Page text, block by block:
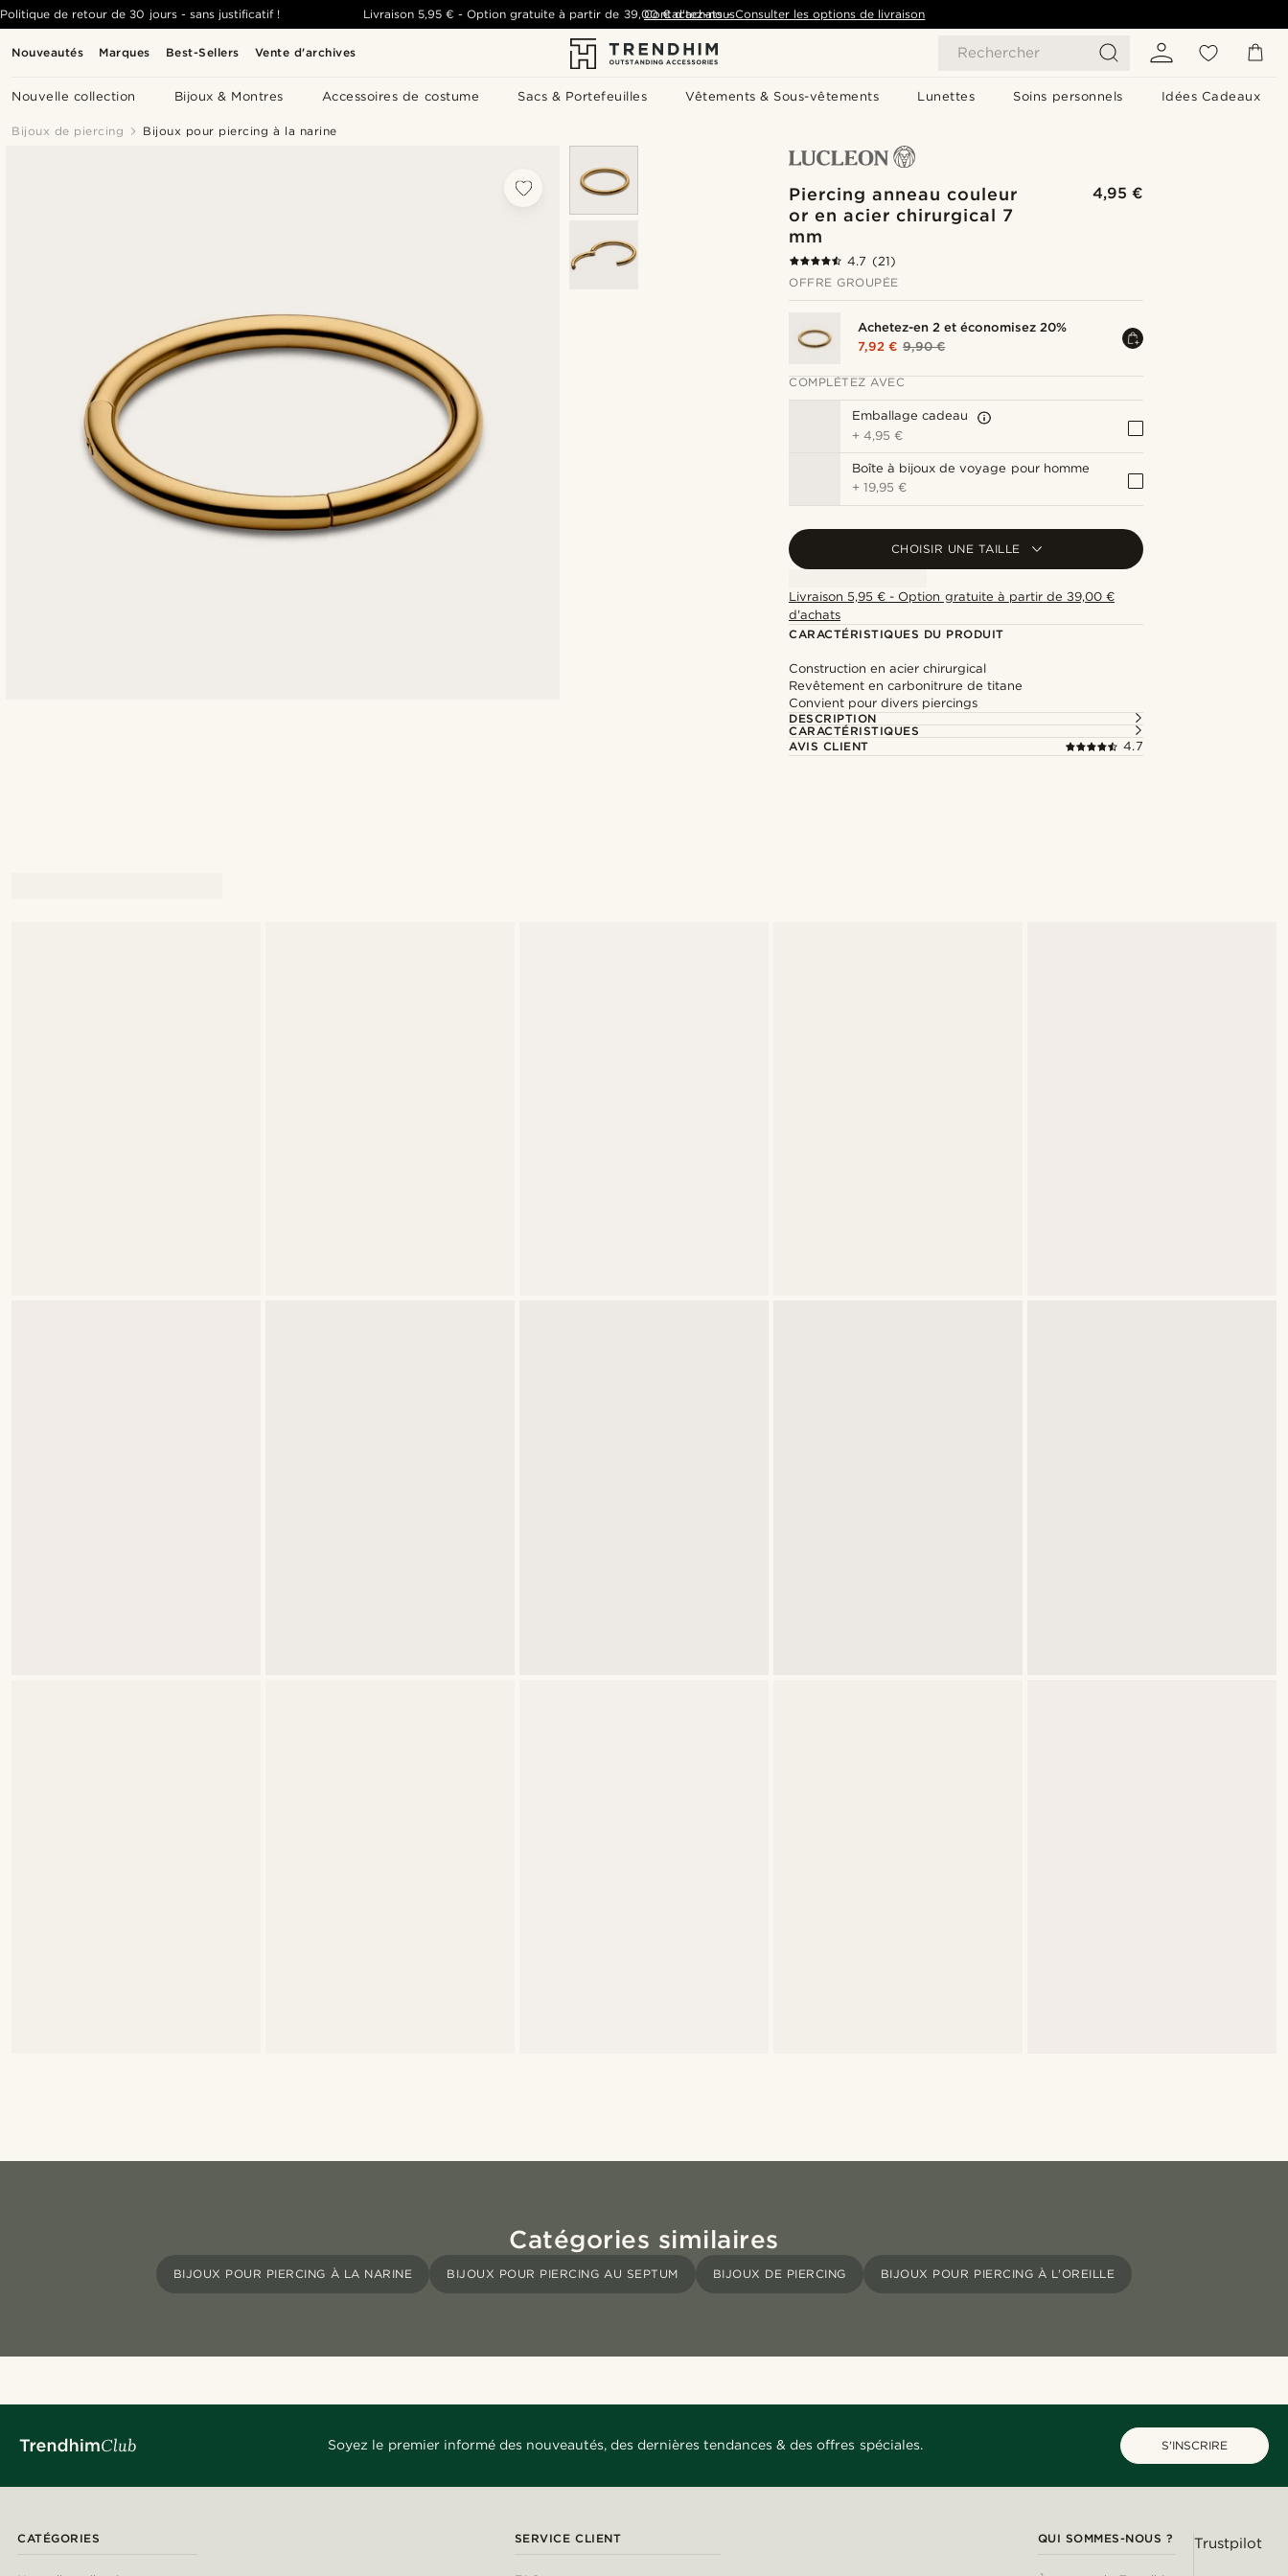
Nouveautés Marques Best-Sellers Vente d'archives Rechercher
Nouvelle collection Bijoux & Montres Accessoires de costume Sacs & Portefeuilles Vêtements & Sous-vêtements Lunettes Soins personnels Idées Cadeaux
Politique de retour de 30 jours - sans justificatif ! Livraison 5,95 € -Option gratuite à partir de 39,00 € d'achats- Consulter les options de livraison
Contactez-nous
Bijoux de piercing Bijoux pour piercing à la narine
Piercing anneau couleur
or en acier chirurgical 7
mm
4,95 €
4.7 (21)
OFFRE GROUPÉE
Achetez-en 2 et économisez 20%
7,92 € 9,90 €
COMPLÉTEZ AVEC
Emballage cadeau
+4,95 €
Boîte à bijoux de voyage pour homme
+19,95 €
CHOISIR UNE TAILLE
Livraison 5,95 € - Option gratuite à partir de 39,00 €
d'achats
CARACTÉRISTIQUES DU PRODUIT
Construction en acier chirurgical
Revêtement en carbonitrure de titane
Convient pour divers piercings
DESCRIPTION
CARACTÉRISTIQUES
AVIS CLIENT
4.7
Catégories similaires
BIJOUX POUR PIERCING À LA NARINE BIJOUX POUR PIERCING AU SEPTUM BIJOUX DE PIERCING BIJOUX POUR PIERCING À L'OREILLE
Soyez le premier informé des nouveautés, des dernières tendances & des offres spéciales. S'INSCRIRE
CATÉGORIES SERVICE CLIENT QUI SOMMES-NOUS ? Trustpilot